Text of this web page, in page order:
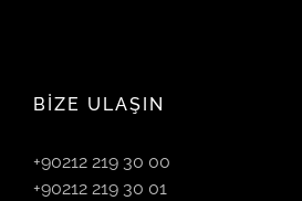
BİZE ULAŞIN
+90212 219 30 00
+90212 219 30 01